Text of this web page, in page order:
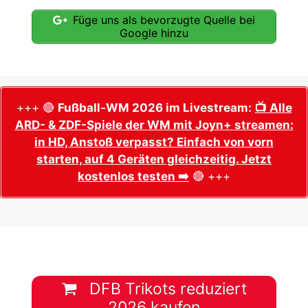
Füge uns als bevorzugte Quelle bei
Google hinzu
+++ 🔴 Fußball-WM 2026 im Livestream: 📺 Alle
ARD- & ZDF-Spiele der WM mit Joyn+ streamen:
in HD, Anstoß verpasst? Einfach von vorn
starten, auf 4 Geräten gleichzeitig. Jetzt
kostenlos testen ➡️ 🔴 +++
DFB Trikots reduziert